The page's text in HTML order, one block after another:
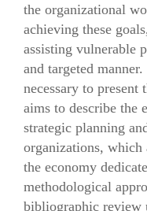
the organizational
achieving these
assisting vulnerable
and targeted
necessary to
aims to describe the
strategic planning
organizations,
the economy
methodological
bibliographic review